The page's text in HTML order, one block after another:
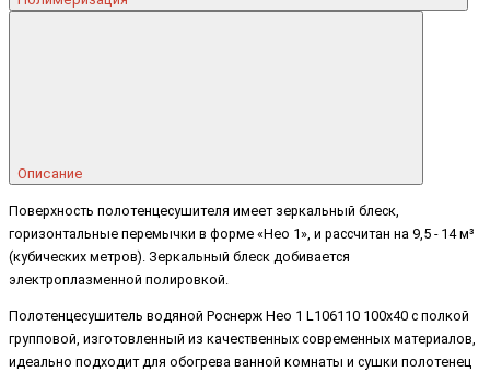
Описание
Поверхность полотенцесушителя имеет зеркальный блеск,
горизонтальные перемычки в форме «Нео 1», и рассчитан на 9,5 - 14 м³
(кубических метров). Зеркальный блеск добивается
электроплазменной полировкой.
Полотенцесушитель водяной Роснерж Нео 1 L106110 100x40 с полкой
групповой, изготовленный из качественных современных материалов,
идеально подходит для обогрева ванной комнаты и сушки полотенец